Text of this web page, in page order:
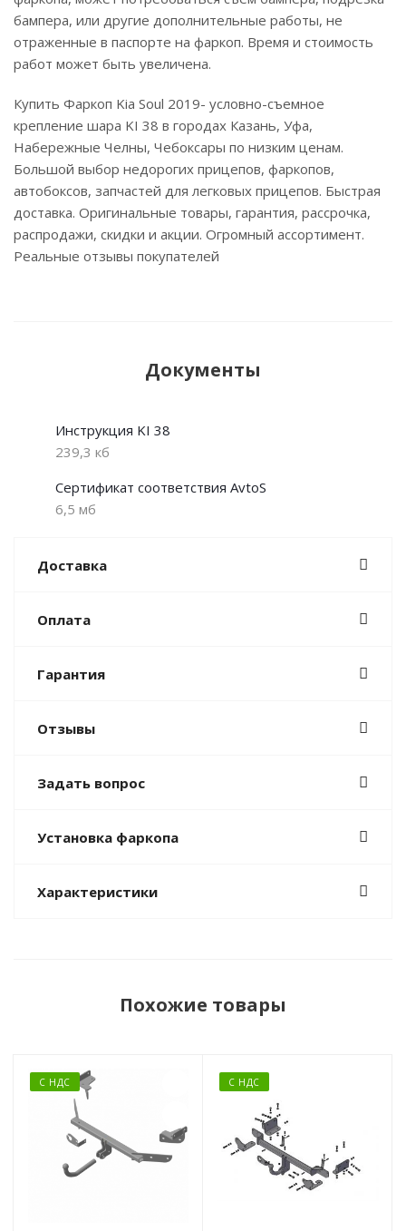
бампера, или другие дополнительные работы, не
отраженные в паспорте на фаркоп. Время и стоимость
работ может быть увеличена.
Купить Фаркоп Kia Soul 2019- условно-съемное
крепление шара KI 38 в городах Казань, Уфа,
Набережные Челны, Чебоксары по низким ценам.
Большой выбор недорогих прицепов, фаркопов,
автобоксов, запчастей для легковых прицепов. Быстрая
доставка. Оригинальные товары, гарантия, рассрочка,
распродажи, скидки и акции. Огромный ассортимент.
Реальные отзывы покупателей
Документы
Инструкция KI 38
239,3 кб
Сертификат соответствия AvtoS
6,5 мб
Доставка
Оплата
Гарантия
Отзывы
Задать вопрос
Установка фаркопа
Характеристики
Похожие товары
С НДС С НДС